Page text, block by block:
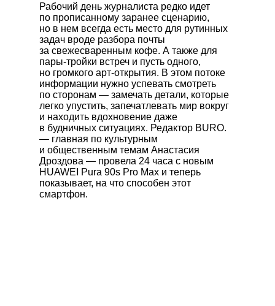
Рабочий день журналиста редко идет
по прописанному заранее сценарию,
но в нем всегда есть место для рутинных
задач вроде разбора почты
за свежесваренным кофе. А также для
пары-тройки встреч и пусть одного,
но громкого арт-открытия. В этом потоке
информации нужно успевать смотреть
по сторонам — замечать детали, которые
легко упустить, запечатлевать мир вокруг
и находить вдохновение даже
в будничных ситуациях. Редактор BURO.
— главная по культурным
и общественным темам Анастасия
Дроздова — провела 24 часа с новым
HUAWEI Pura 90s Pro Max и теперь
показывает, на что способен этот
смартфон.